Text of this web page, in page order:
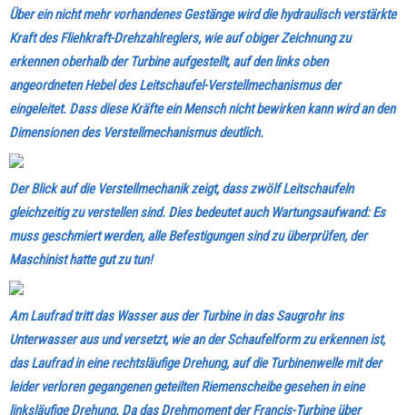
Über ein nicht mehr vorhandenes Gestänge wird die hydraulisch verstärkte
Kraft des Fliehkraft-Drehzahlreglers, wie auf obiger Zeichnung zu
erkennen oberhalb der Turbine aufgestellt, auf den links oben
angeordneten Hebel des Leitschaufel-Verstellmechanismus der
eingeleitet. Dass diese Kräfte ein Mensch nicht bewirken kann wird an den
Dimensionen des Verstellmechanismus deutlich.
Der Blick auf die Verstellmechanik zeigt, dass zwölf Leitschaufeln
gleichzeitig zu verstellen sind. Dies bedeutet auch Wartungsaufwand: Es
muss geschmiert werden, alle Befestigungen sind zu überprüfen, der
Maschinist hatte gut zu tun!
Am Laufrad tritt das Wasser aus der Turbine in das Saugrohr ins
Unterwasser aus und versetzt, wie an der Schaufelform zu erkennen ist,
das Laufrad in eine rechtsläufige Drehung, auf die Turbinenwelle mit der
leider verloren gegangenen geteilten Riemenscheibe gesehen in eine
linksläufige Drehung. Da das Drehmoment der Francis-Turbine über